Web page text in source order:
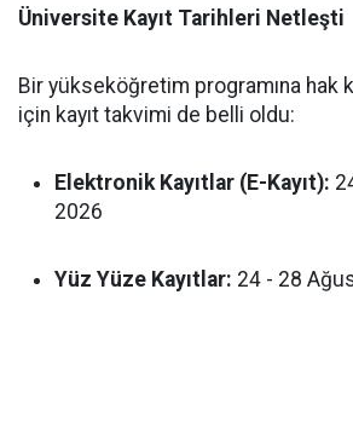
Üniversite Kayıt Tarihleri Netleşti
Bir yükseköğretim programına hak
için kayıt takvimi de belli oldu:
Elektronik Kayıtlar (E-Kayıt):
2026
Yüz Yüze Kayıtlar: 24 - 28